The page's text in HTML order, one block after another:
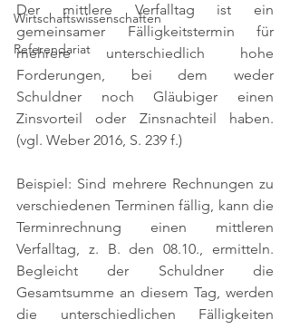
Wirtschaftswissenschaften
Referendariat
Der mittlere Verfalltag ist ein
gemeinsamer Fälligkeitstermin für
mehrere unterschiedlich hohe
Forderungen, bei dem weder
Schuldner noch Gläubiger einen
(vgl. Weber 2016, S. 239 f.)
Beispiel: Sind mehrere Rechnungen zu
verschiedenen Terminen fällig, kann die
Terminrechnung einen mittleren
Verfalltag, z. B. den 08.10., ermitteln.
Begleicht der Schuldner die
Gesamtsumme an diesem Tag, werden
die unterschiedlichen Fälligkeiten